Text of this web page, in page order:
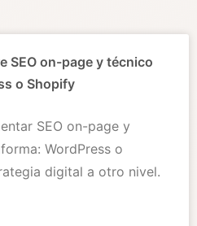
SEO on-page y técnico
o Shopify
SEO on-page y
WordPress o
digital a otro nivel.